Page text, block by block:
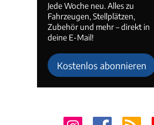
Jede Woche neu. Alles zu
Fahrzeugen, Stellplätzen,
Zubehör und mehr – direkt in
deine E-Mail!
Kostenlos abonnieren